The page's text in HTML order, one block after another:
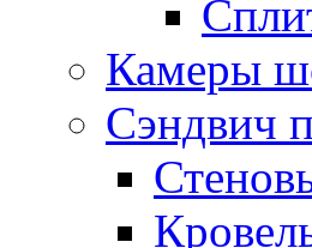
Камеры
Сэндвич